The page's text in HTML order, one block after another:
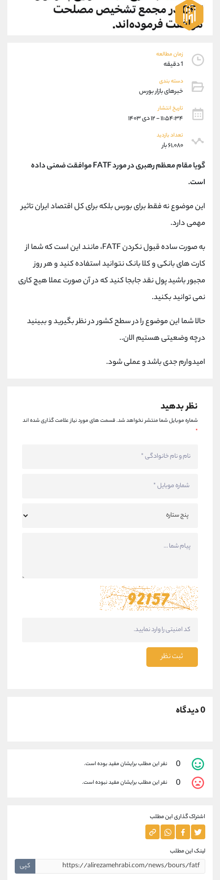
زمان مطالعه
1 دقیقه
دسته بندی
خبرهای بازار بورس
تاریخ انتشار
۱۱:۵۴:۳۴ - ۱۲ دی ۱۴۰۳
تعداد بازدید
۶۱,۰۸۰ بار
گویا مقام معظم رهبری در مورد FATF موافقت ضمنی داده
است.
این موضوع نه فقط برای بورس بلکه برای کل اقتصاد ایران تاثیر
مهمی دارد.
به صورت ساده قبول نکردن FATF، مانند این است که شما از
کارت های بانکی و کلا بانک نتوانید استفاده کنید و هر روز
مجبور باشید پول نقد جابجا کنید که در آن صورت عملا هیچ کاری
نمی توانید بکنید.
حالا شما این موضوع را در سطح کشور در نظر بگیرید و ببینید
در چه وضعیتی هستیم الان..
امیدوارم جدی باشد و عملی شود.
نظر بدهید
شماره موبایل شما منتشر نخواهد شد.قسمت های مورد نیاز علامت گذاری شده اند
*
ثبت نظر
0 دیدگاه
0 نفر این مطلب برایشان مفید بوده است.
0 نفر این مطلب برایشان مفید نبوده است.
اشتراک گذاری این مطلب
لینک این مطلب
کپی
09194198792
واتساپ شروع گفتگو
تلگرام
پشتیبان فروش
موبایل
واتساپ
تلگرام
داخلی
اطلاعات تماس
تلفن 021-22021030
بدون پیش شماره
کانال تلگرام @alirezamehrabi_com
کانال بله